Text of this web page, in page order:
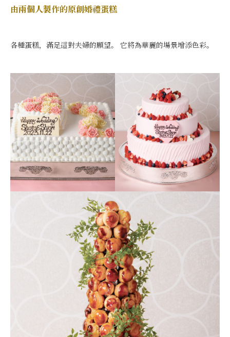
由兩個人製作的原創婚禮蛋糕
各種蛋糕，滿足這對夫婦的願望。 它將為華麗的場景增添色彩。